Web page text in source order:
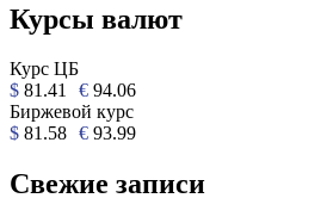
Курсы валют
Курс ЦБ
$ 81.41 € 94.06
Биржевой курс
$ 81.58 € 93.99
Свежие записи